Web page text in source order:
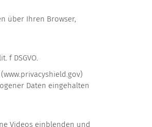
über Ihren Browser,
f DSGVO.
Daten eingehalten
Videos einblenden und